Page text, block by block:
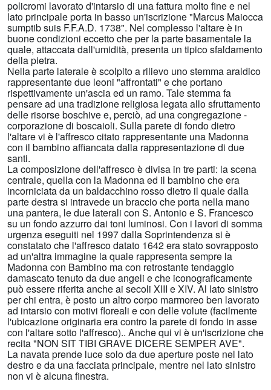
policromi lavorato d'intarsio di una fattura molto fine e nel
lato principale porta in basso un'iscrizione "Marcus Maiocca
sumptib suis F.F.A.D. 1738". Nel complesso l'altare è in
buone condizioni eccetto che per la parte basamentale la
quale, attaccata dall'umidità, presenta un tipico sfaldamento
della pietra.
Nella parte laterale è scolpito a rilievo uno stemma araldico
rappresentante due leoni "affrontati" e che portano
rispettivamente un'ascia ed un ramo. Tale stemma fa
pensare ad una tradizione religiosa legata allo sfruttamento
delle risorse boschive e, perciò, ad una congregazione -
corporazione di boscaioli. Sulla parete di fondo dietro
l'altare vi è l'affresco citato rappresentante una Madonna
con il bambino affiancata dalla rappresentazione di due
santi.
La composizione dell'affresco è divisa in tre parti: la scena
centrale, quella con la Madonna ed il bambino che era
incorniciata da un baldacchino rosso dietro il quale dalla
parte destra si intravede un braccio che porta nella mano
una pantera, le due laterali con S. Antonio e S. Francesco
su un fondo azzurro dai toni luminosi. Con i lavori di somma
urgenza eseguiti nel 1997 dalla Soprintendenza si è
constatato che l'affresco datato 1642 era stato sovrapposto
ad un'altra immagine la quale rappresenta sempre la
Madonna con Bambino ma con retrostante tendaggio
damascato tenuto da due angeli e che iconograficamente
può essere riferita anche ai secoli XIII e XIV. Al lato sinistro
per chi entra, è posto un altro corpo marmoreo ben lavorato
ad intarsio con motivi floreali e con delle volute (facilmente
l'ubicazione originaria era contro la parete di fondo in asse
con l'altare sotto l'affresco).. Anche qui vi è un'iscrizione che
recita "NON SIT TIBI GRAVE DICERE SEMPER AVE".
La navata prende luce solo da due aperture poste nel lato
destro e da una facciata principale, mentre nel lato sinistro
non vi è alcuna finestra.